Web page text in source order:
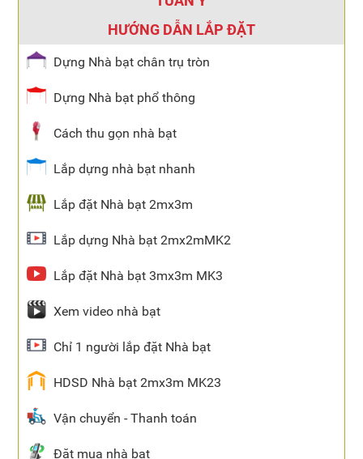
HƯỚNG DẪN LẮP ĐẶT
Dựng Nhà bạt chân trụ tròn
Dựng Nhà bạt phổ thông
Cách thu gọn nhà bạt
Lắp dựng nhà bạt nhanh
Lắp đặt Nhà bạt 2mx3m
Lắp dựng Nhà bạt 2mx2mMK2
Lắp đặt Nhà bạt 3mx3m MK3
Xem video nhà bạt
Chỉ 1 người lắp đặt Nhà bạt
HDSD Nhà bạt 2mx3m MK23
Vận chuyển - Thanh toán
Đặt mua nhà bạt